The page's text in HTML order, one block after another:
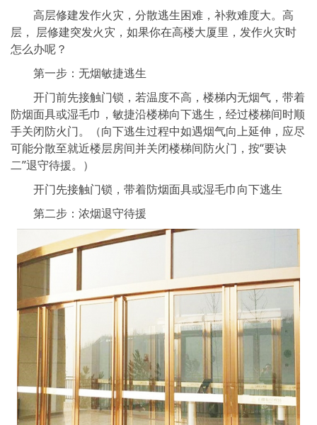
高层修建发作火灾，分散逃生困难，补救难度大。高
层， 层修建突发火灾，如果你在高楼大厦里，发作火灾时
怎么办呢？
第一步：无烟敏捷逃生
开门前先接触门锁，若温度不高，楼梯内无烟气，带着
防烟面具或湿毛巾，敏捷沿楼梯向下逃生，经过楼梯间时顺
手关闭防火门。（向下逃生过程中如遇烟气向上延伸，应尽
可能分散至就近楼层房间并关闭楼梯间防火门，按“要诀
二”退守待援。）
开门先接触门锁，带着防烟面具或湿毛巾向下逃生
第二步：浓烟退守待援